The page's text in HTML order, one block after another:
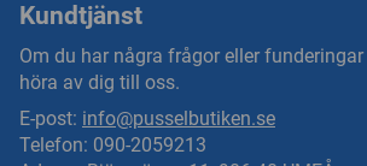
Kundtjänst
Om du har några frågor eller
höra av dig till oss.
E-post: info@pusselbutiken.se
Telefon: 090-2059213